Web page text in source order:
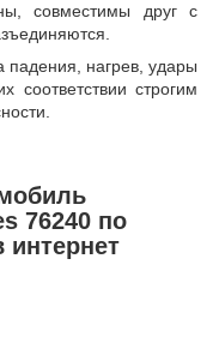
совместимы друг с
нагрев, удары
соответствии строгим
76240 по